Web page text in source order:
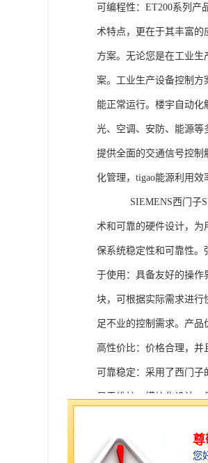
可编程性：ET200系列产
术特点，更在于其丰富的
方案。无论您是在工业
案。工业生产设备控制方
能正常运行。楼宇自动化
光、空调、安防、能源等
提供全面的交通信号控制
化管理，tigao能源利用效
SIEMENS西门子S7-
术和可靠的硬件设计，为
保系统稳定性和可靠性。
于使用：具备友好的操作
块，可根据实际需求进行
足不业的控制需求。产品
高性价比：价格合理，并
可靠稳定：采用了西门子
易于维护：模块化设计，
灵活配置：多种通信接